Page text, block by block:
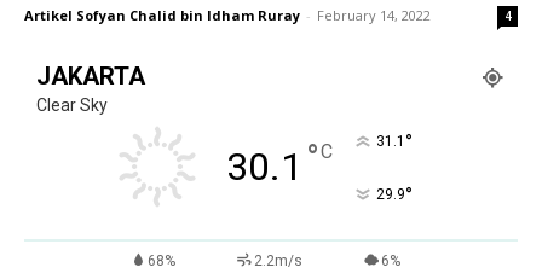
Artikel Sofyan Chalid bin Idham Ruray - February 14, 2022 4
JAKARTA
Clear Sky
30.1 °C 31.1 °
29.9°
68% 2.2m/s 6%